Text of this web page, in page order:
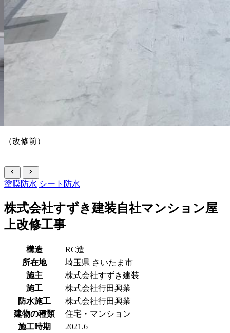
（改修前）
chevron_left chevron_right
塗膜防水 シート防水
株式会社すずき建装自社マンション屋
上改修工事
構造
RC造
所在地
埼玉県 さいたま市
施主
株式会社すずき建装
施工
株式会社行田興業
防水施工
株式会社行田興業
建物の種類
住宅・マンション
施工時期
2021.6